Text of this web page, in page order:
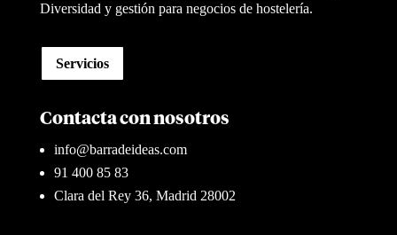
Diversidad y gestión para negocios de hostelería.
Servicios
Contacta con nosotros
info@barradeideas.com
91 400 85 83
Clara del Rey 36, Madrid 28002